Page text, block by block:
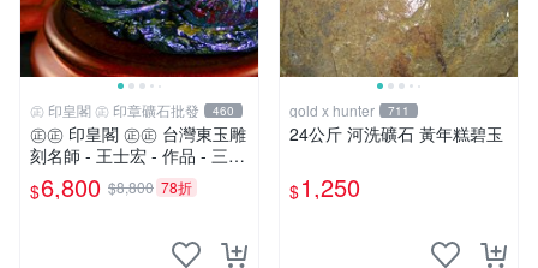
㊣ 印皇閣 ㊣ 印章礦石批發 460
㊣㊣ 印皇閣 ㊣㊣ 台灣東玉雕
刻名師 - 王士宏 - 作品 - 三足
金蟾蜍 - 萬貫錢財 (師-01)
$6,800 $8,800 78折
gold x hunter 711
24公斤 河洗礦石 黃年糕碧玉
$1,250